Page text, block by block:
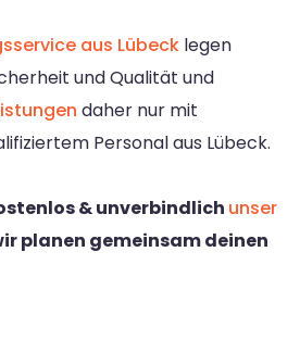
aus Lübeck legen
und Qualität und
daher nur mit
Personal aus Lübeck.
& unverbindlich unser
planen gemeinsam deinen